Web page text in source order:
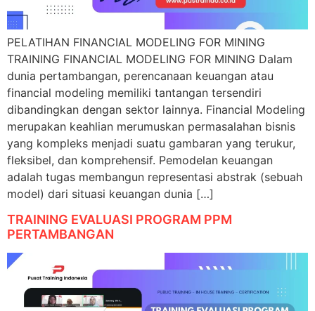
PELATIHAN FINANCIAL MODELING FOR MINING
TRAINING FINANCIAL MODELING FOR MINING Dalam
dunia pertambangan, perencanaan keuangan atau
financial modeling memiliki tantangan tersendiri
dibandingkan dengan sektor lainnya. Financial Modeling
merupakan keahlian merumuskan permasalahan bisnis
yang kompleks menjadi suatu gambaran yang terukur,
fleksibel, dan komprehensif. Pemodelan keuangan
adalah tugas membangun representasi abstrak (sebuah
model) dari situasi keuangan dunia […]
TRAINING EVALUASI PROGRAM PPM
PERTAMBANGAN